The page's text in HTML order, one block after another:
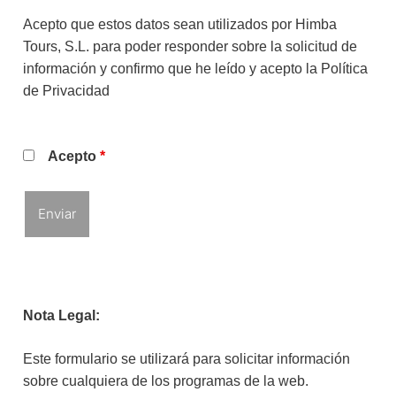
Acepto que estos datos sean utilizados por Himba
Tours, S.L. para poder responder sobre la solicitud de
información y confirmo que he leído y acepto la Política
de Privacidad
Acepto *
Nota Legal:
Este formulario se utilizará para solicitar información
sobre cualquiera de los programas de la web.